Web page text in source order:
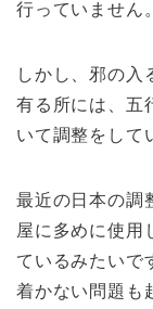
行っていません。
しかし、邪の入
有る所には、五
いて調整をして
最近の日本の調
屋に多めに使用
ているみたいで
着かない問題も